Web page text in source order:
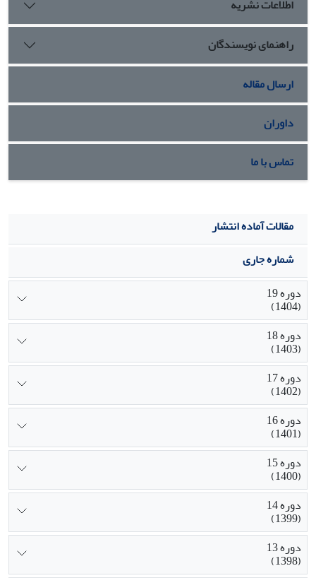
اطلاعات نشریه
راهنمای نویسندگان
ارسال مقاله
داوران
تماس با ما
مقالات آماده انتشار
شماره جاری
دوره 19
(1404)
دوره 18
(1403)
دوره 17
(1402)
دوره 16
(1401)
دوره 15
(1400)
دوره 14
(1399)
دوره 13
(1398)